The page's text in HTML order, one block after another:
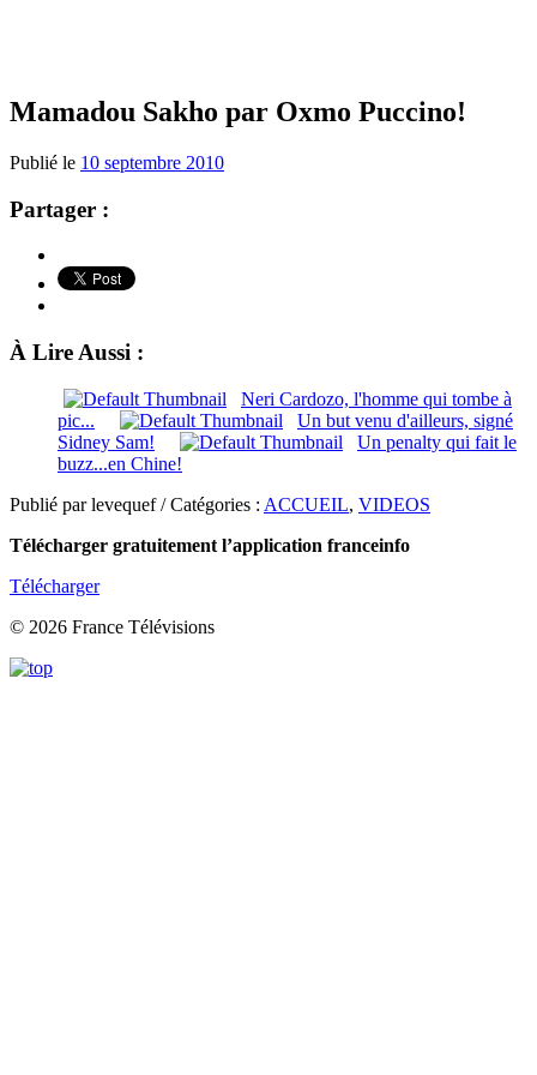
Mamadou Sakho par Oxmo Puccino!
Publié le 10 septembre 2010
Partager :
À Lire Aussi :
Neri Cardozo, l'homme qui tombe à
pic...
Un but venu d'ailleurs, signé
Sidney Sam!
Un penalty qui fait le
buzz...en Chine!
Publié par levequef / Catégories : ACCUEIL, VIDEOS
Télécharger gratuitement l’application franceinfo
Télécharger
© 2026 France Télévisions